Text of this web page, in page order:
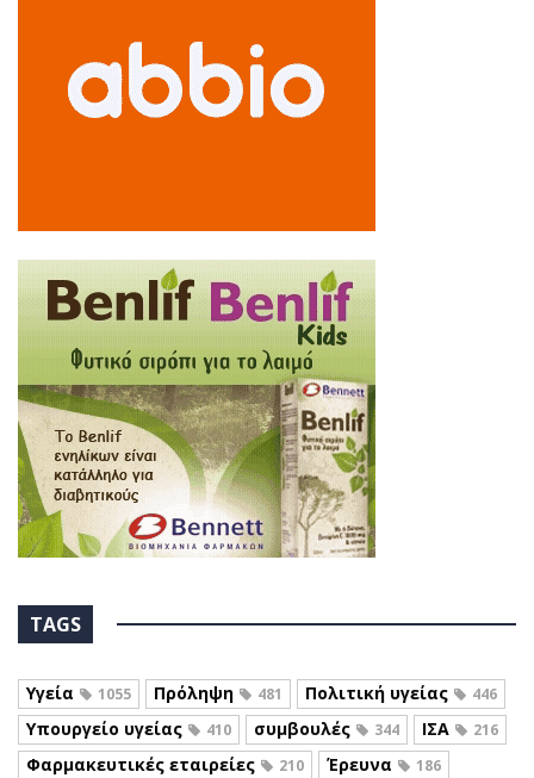
TAGS
Υγεία 1055 Πρόληψη 481 Πολιτική υγείας 446
Υπουργείο υγείας 410 συμβουλές 344 ΙΣΑ 216
Φαρμακευτικές εταιρείες 210 Έρευνα 186